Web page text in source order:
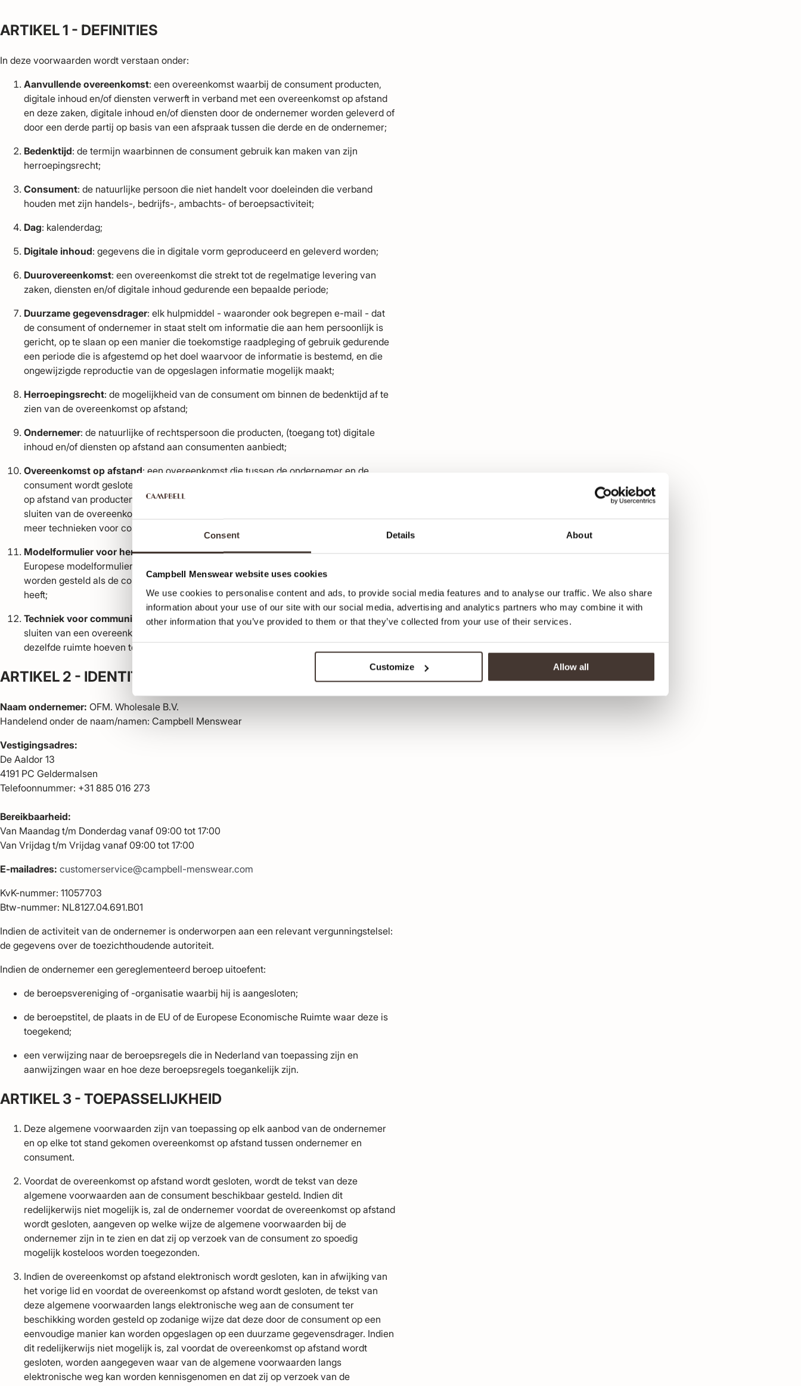
Consent Details About
Campbell Menswear website uses cookies
We use cookies to personalise content and ads, to provide social media features and to analyse our traffic. We also share
information about your use of our site with our social media, advertising and analytics partners who may combine it with
other information that you’ve provided to them or that they’ve collected from your use of their services.
Customize Allow all
ARTIKEL 1 - DEFINITIES
In deze voorwaarden wordt verstaan onder:
Aanvullende overeenkomst: een overeenkomst waarbij de consument producten,
digitale inhoud en/of diensten verwerft in verband met een overeenkomst op afstand
en deze zaken, digitale inhoud en/of diensten door de ondernemer worden geleverd of
door een derde partij op basis van een afspraak tussen die derde en de ondernemer;
Bedenktijd: de termijn waarbinnen de consument gebruik kan maken van zijn
herroepingsrecht;
Consument: de natuurlijke persoon die niet handelt voor doeleinden die verband
houden met zijn handels-, bedrijfs-, ambachts- of beroepsactiviteit;
Dag: kalenderdag;
Digitale inhoud: gegevens die in digitale vorm geproduceerd en geleverd worden;
Duurovereenkomst: een overeenkomst die strekt tot de regelmatige levering van
zaken, diensten en/of digitale inhoud gedurende een bepaalde periode;
Duurzame gegevensdrager: elk hulpmiddel - waaronder ook begrepen e-mail - dat
de consument of ondernemer in staat stelt om informatie die aan hem persoonlijk is
gericht, op te slaan op een manier die toekomstige raadpleging of gebruik gedurende
een periode die is afgestemd op het doel waarvoor de informatie is bestemd, en die
ongewijzigde reproductie van de opgeslagen informatie mogelijk maakt;
Herroepingsrecht: de mogelijkheid van de consument om binnen de bedenktijd af te
zien van de overeenkomst op afstand;
Ondernemer: de natuurlijke of rechtspersoon die producten, (toegang tot) digitale
inhoud en/of diensten op afstand aan consumenten aanbiedt;
Overeenkomst op afstand: een overeenkomst die tussen de ondernemer en de
consument wordt gesloten in het kader van een georganiseerd systeem voor verkoop
op afstand van producten, digitale inhoud en/of diensten, waarbij tot en met het
sluiten van de overeenkomst uitsluitend of mede gebruik gemaakt wordt van één of
meer technieken voor communicatie op afstand;
Modelformulier voor herroeping: het in Bijlage I van deze voorwaarden opgenomen
Europese modelformulier voor herroeping. Bijlage I hoeft niet ter beschikking te
worden gesteld als de consument ter zake van zijn bestelling geen herroepingsrecht
heeft;
Techniek voor communicatie op afstand: middel dat kan worden gebruikt voor het
sluiten van een overeenkomst, zonder dat consument en ondernemer gelijktijdig in
dezelfde ruimte hoeven te zijn samengekomen.
ARTIKEL 2 - IDENTITEIT VAN DE ONDERNEMER
Naam ondernemer: OFM. Wholesale B.V.
Handelend onder de naam/namen: Campbell Menswear
Vestigingsadres:
De Aaldor 13
4191 PC Geldermalsen
Telefoonnummer: +31 885 016 273
Bereikbaarheid:
Van Maandag t/m Donderdag vanaf 09:00 tot 17:00
Van Vrijdag t/m Vrijdag vanaf 09:00 tot 17:00
E-mailadres: customerservice@campbell-menswear.com
KvK-nummer: 11057703
Btw-nummer: NL8127.04.691.B01
Indien de activiteit van de ondernemer is onderworpen aan een relevant vergunningstelsel:
de gegevens over de toezichthoudende autoriteit.
Indien de ondernemer een gereglementeerd beroep uitoefent:
de beroepsvereniging of -organisatie waarbij hij is aangesloten;
de beroepstitel, de plaats in de EU of de Europese Economische Ruimte waar deze is
toegekend;
een verwijzing naar de beroepsregels die in Nederland van toepassing zijn en
aanwijzingen waar en hoe deze beroepsregels toegankelijk zijn.
ARTIKEL 3 - TOEPASSELIJKHEID
Deze algemene voorwaarden zijn van toepassing op elk aanbod van de ondernemer
en op elke tot stand gekomen overeenkomst op afstand tussen ondernemer en
consument.
Voordat de overeenkomst op afstand wordt gesloten, wordt de tekst van deze
algemene voorwaarden aan de consument beschikbaar gesteld. Indien dit
redelijkerwijs niet mogelijk is, zal de ondernemer voordat de overeenkomst op afstand
wordt gesloten, aangeven op welke wijze de algemene voorwaarden bij de
ondernemer zijn in te zien en dat zij op verzoek van de consument zo spoedig
mogelijk kosteloos worden toegezonden.
Indien de overeenkomst op afstand elektronisch wordt gesloten, kan in afwijking van
het vorige lid en voordat de overeenkomst op afstand wordt gesloten, de tekst van
deze algemene voorwaarden langs elektronische weg aan de consument ter
beschikking worden gesteld op zodanige wijze dat deze door de consument op een
eenvoudige manier kan worden opgeslagen op een duurzame gegevensdrager. Indien
dit redelijkerwijs niet mogelijk is, zal voordat de overeenkomst op afstand wordt
gesloten, worden aangegeven waar van de algemene voorwaarden langs
elektronische weg kan worden kennisgenomen en dat zij op verzoek van de